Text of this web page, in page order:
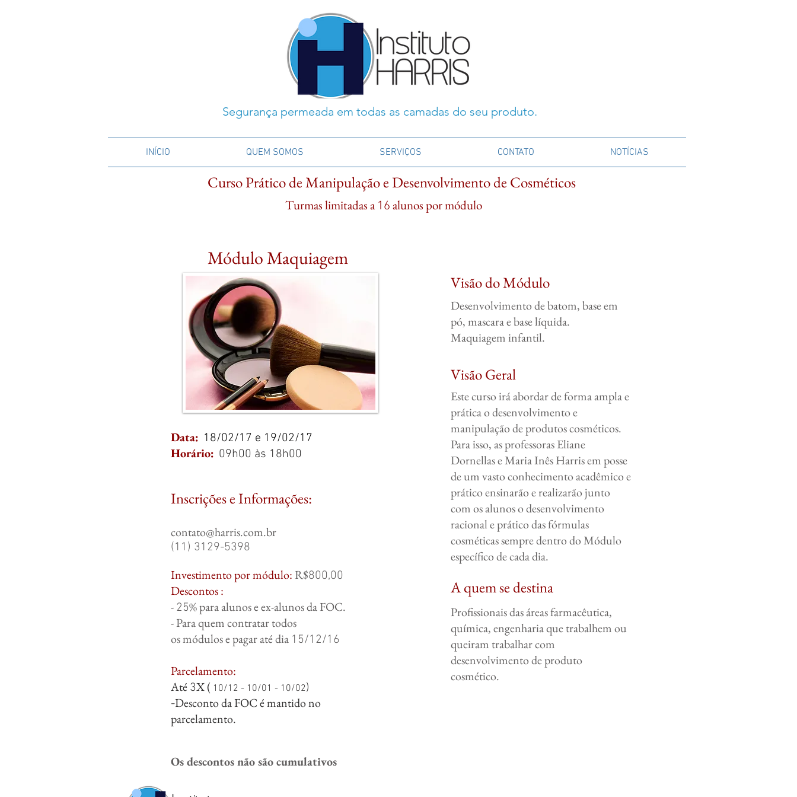
Segurança permeada em todas as camadas do seu produto.
INÍCIO QUEM SOMOS SERVIÇOS CONTATO NOTÍCIAS
Curso Prático de Manipulação e Desenvolvimento de Cosméticos
Turmas limitadas a 16 alunos por módulo
Módulo Maquiagem
Data: 18/02/17 e 19/02/17
Horário: 09h00 às 18h00
Inscrições e Informações:
contato@harris.com.br
(11) 3129-5398
Investimento por módulo:R$800,00
Descontos :
- 25% para alunos e ex-alunos da FOC.
- Para quem contratar todos
os módulos e pagar até dia 15/12/16
Parcelamento:
Até 3X ( 10/12 - 10/01 - 10/02)
-Desconto da FOC é mantido no
parcelamento.
Visão do Módulo
Desenvolvimento de batom, base em
pó, mascara e base líquida.
Maquiagem infantil.
Visão Geral
Este curso irá abordar de forma ampla e
prática o desenvolvimento e
manipulação de produtos cosméticos.
Para isso, as professoras Eliane
Dornellas e Maria Inês Harris em posse
de um vasto conhecimento acadêmico e
prático ensinarão e realizarão junto
com os alunos o desenvolvimento
racional e prático das fórmulas
cosméticas sempre dentro do Módulo
específico de cada dia.
Profissionais das áreas farmacêutica,
química, engenharia que trabalhem ou
queiram trabalhar com
desenvolvimento de produto
cosmético.
A quem se destina
Os descontos não são cumulativos